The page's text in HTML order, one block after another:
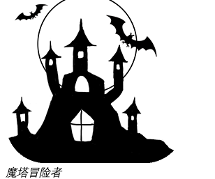
魔塔冒险者